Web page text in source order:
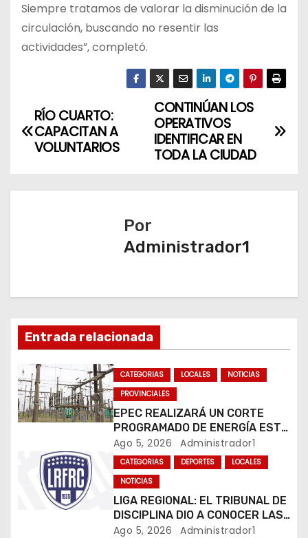
Siempre tratamos de valorar la disminución de la
circulación, buscando no resentir las
actividades”, completó.
N
a
ó
n
d
e
CONTINÚAN LOS
OPERATIVOS
IDENTIFICAR EN
TODA LA CIUDAD
RÍO CUARTO:
CAPACITAN A
VOLUNTARIOS
Por
Administrador1
Entrada relacionada
CATEGORIAS LOCALES
NOTICIAS
PROVINCIALES
EPEC REALIZARÁ UN CORTE
PROGRAMADO DE ENERGÍA ESTE
JUEVES EN RÍO CUARTO
Ago 5, 2026 Administrador1
CATEGORIAS DEPORTES
LOCALES
NOTICIAS
LIGA REGIONAL: EL TRIBUNAL DE
DISCIPLINA DIO A CONOCER LAS
SANCIONES DEL BOLETÍN
Ago 5, 2026 Administrador1